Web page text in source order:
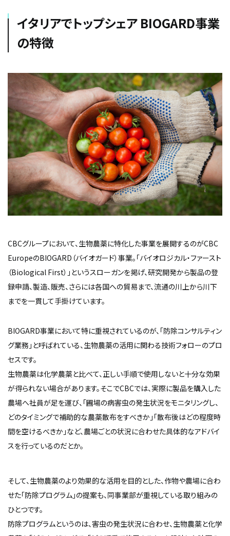
イタリアでトップシェア BIOGARD事業
の特徴
CBCグループにおいて、生物農薬に特化した事業を展開するのがCBC
EuropeのBIOGARD（バイオガード）事業。「バイオロジカル・ファースト
（Biological First）」というスローガンを掲げ、研究開発から製品の登
録申請、製造、販売、さらには各国への貿易まで、流通の川上から川下
までを一貫して手掛けています。
BIOGARD事業において特に重視されているのが、「防除コンサルティン
グ業務」と呼ばれている、生物農薬の活用に関わる技術フォローのプロ
セスです。
生物農薬は化学農薬と比べて、正しい手順で使用しないと十分な効果
が得られない場合があります。そこでCBCでは、実際に製品を購入した
農場へ社員が足を運び、「圃場の病害虫の発生状況をモニタリングし、
どのタイミングで補助的な農薬散布をすべきか」「散布後はどの程度時
間を空けるべきか」など、農場ごとの状況に合わせた具体的なアドバイ
スを行っているのだとか。
そして、生物農薬のより効果的な活用を目的とした、作物や農場に合わ
せた「防除プログラム」の提案も、同事業部が重視している取り組みの
ひとつです。
防除プログラムというのは、害虫の発生状況に合わせ、生物農薬と化学